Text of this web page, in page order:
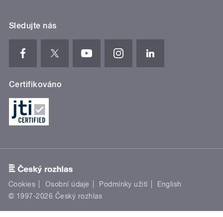
Sledujte nás
Certifikováno
Cookies Osobní údaje Podmínky užití
English
© 1997-2026 Český rozhlas